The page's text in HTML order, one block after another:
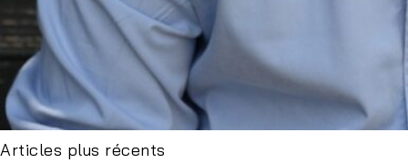
Articles plus récents